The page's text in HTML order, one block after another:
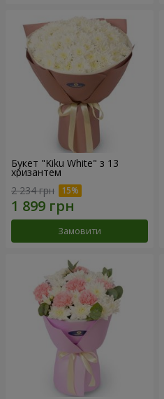
Букет "Kiku White" з 13
хризантем
2 234 грн
Замовити